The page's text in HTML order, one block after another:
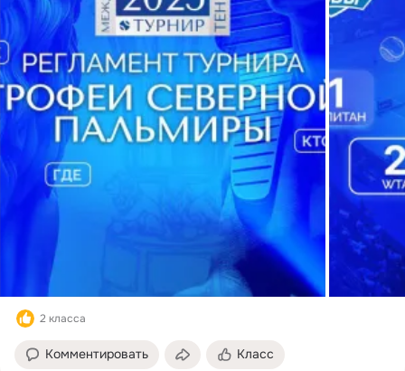
2 класса
Комментировать Класс